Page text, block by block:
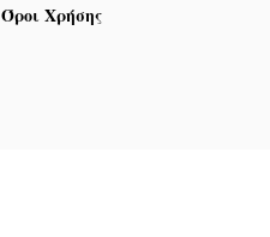
Όροι Χρήσης